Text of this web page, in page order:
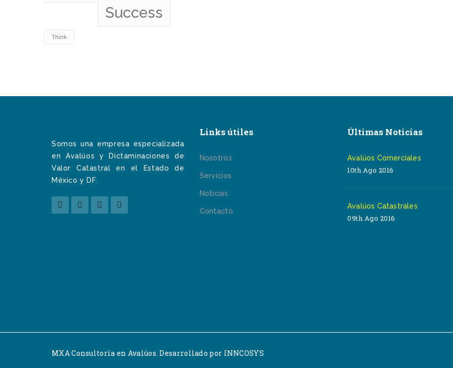
Success
Think
Somos una empresa especializada
en Avalúos y Dictaminaciones de
Valor Catastral en el Estado de
México y DF.
Links útiles
Nosotros
Servicios
Noticias
Contacto
Últimas Noticias
Avalúos Comerciales
10th Ago 2016
Avalúos Catastrales
09th Ago 2016
MXA Consultoría en Avalúos. Desarrollado por INNCOSYS